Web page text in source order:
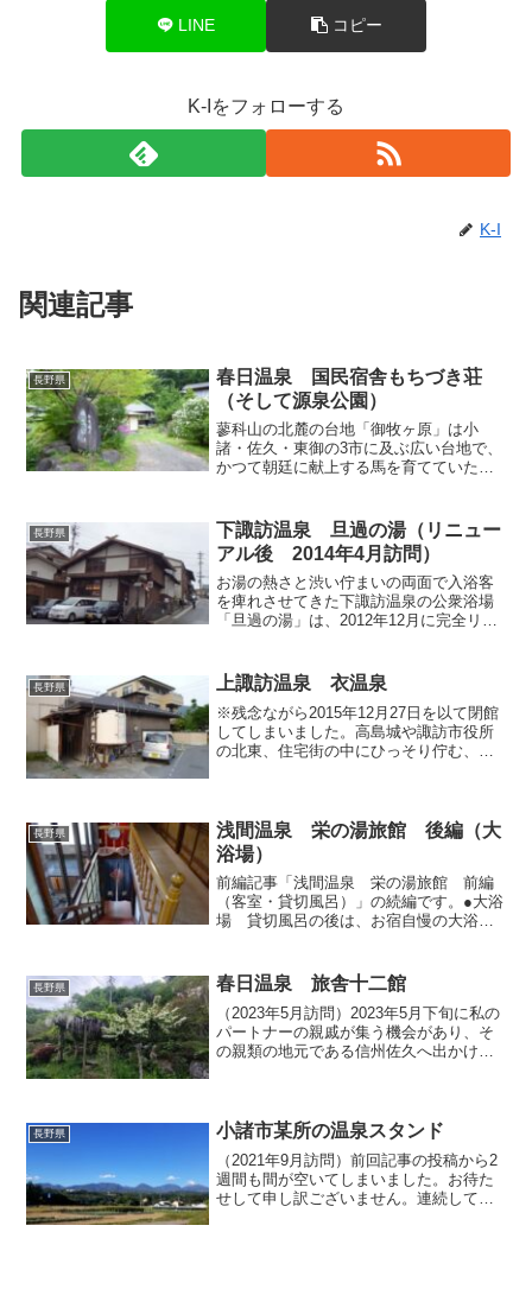
LINE コピー
K-Iをフォローする
K-I
関連記事
長野県
春日温泉 国民宿舎もちづき荘
（そして源泉公園）
蓼科山の北麓の台地「御牧ヶ原」は小
諸・佐久・東御の3市に及ぶ広い台地で、
かつて朝廷に献上する馬を育てていたこ
とつの中山道であり、中山道の宿場であ
った望月から山の方へ南下...
長野県
下諏訪温泉 旦過の湯（リニュー
アル後 2014年4月訪問）
お湯の熱さと渋い佇まいの両面で入浴客
を痺れさせてきた下諏訪温泉の公衆浴場
「旦過の湯」は、2012年12月に完全リニ
とができたので、遅ればせながら簡単に
レポートさせていた...
長野県 上諏訪温泉 衣温泉
※残念ながら2015年12月27日を以て閉館
してしまいました。高島城や諏訪市役所
の北東、住宅街の中にひっそり佇む、外
いかもしれません...
長野県
浅間温泉 栄の湯旅館 後編（大
浴場）
前編記事「浅間温泉 栄の湯旅館 前編
（客室・貸切風呂）」の続編です。●大浴
場 貸切風呂の後は、お宿自慢の大浴場
切風呂でしたが、左手に進むと右手に
紅、突き当たりに紺の暖簾...
長野県 春日温泉 旅舎十二館
（2023年5月訪問）2023年5月下旬に私の
パートナーの親戚が集う機会があり、そ
の親類の地元である信州佐久へ出かけた
戻る必要があり...
長野県 小諸市某所の温泉スタンド
（2021年9月訪問）前回記事の投稿から2
週間も間が空いてしまいました。お待た
せして申し訳ございません。連続して投